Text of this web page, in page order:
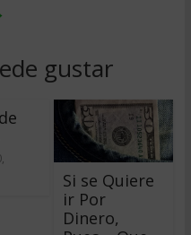
gustar
Si se Quiere
ir Por
Dinero,